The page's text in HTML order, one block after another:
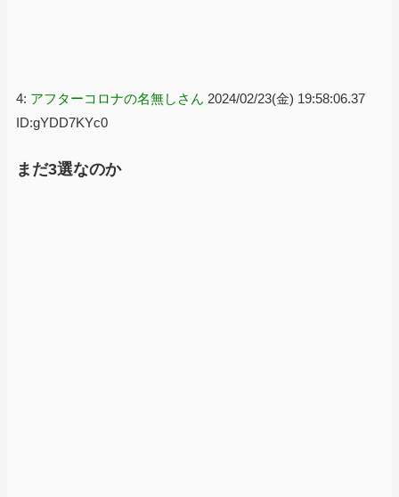
4: アフターコロナの名無しさん 2024/02/23(金) 19:58:06.37
ID:gYDD7KYc0
まだ3選なのか